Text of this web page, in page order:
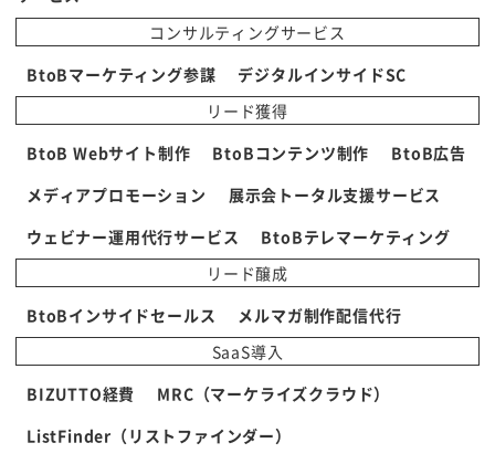
コンサルティングサービス
BtoBマーケティング参謀
デジタルインサイドSC
リード獲得
BtoB Webサイト制作
BtoBコンテンツ制作
BtoB広告
メディアプロモーション
展示会トータル支援サービス
ウェビナー運用代行サービス
BtoBテレマーケティング
リード醸成
BtoBインサイドセールス
メルマガ制作配信代行
SaaS導入
BIZUTTO経費
MRC（マーケライズクラウド）
ListFinder（リストファインダー）